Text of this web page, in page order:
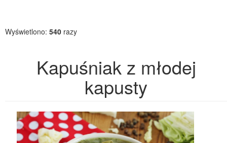
Wyświetlono: 540 razy
Kapuśniak z młodej
kapusty